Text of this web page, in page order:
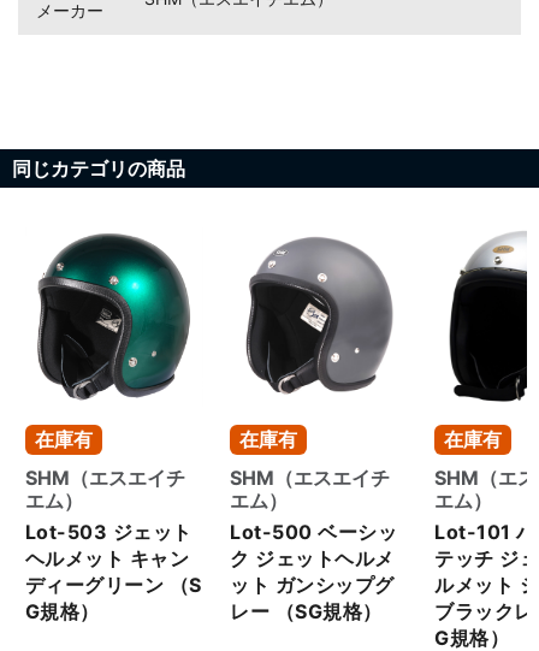
メーカー
同じカテゴリの商品
在庫有
SHM（エスエイチ
エム）
Lot-503 ジェット
ヘルメット キャン
ディーグリーン （S
G規格）
在庫有
SHM（エスエイチ
エム）
Lot-500 ベーシッ
ク ジェットヘルメ
ット ガンシップグ
レー （SG規格）
在庫有
SHM（エ
エム）
Lot-101 ハ
テッチ ジ
ルメット
ブラック
G規格）